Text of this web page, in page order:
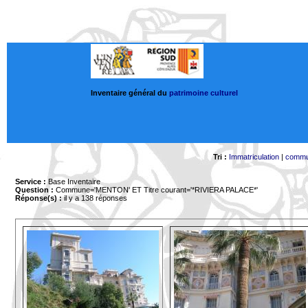
Inventaire général du patrimoine culturel
Tri : Immatriculation|
Service : Base Inventaire
Question : Commune='MENTON' ET Titre courant='*RIVIERA PALACE*'
Réponse(s) :il y a 138 réponses